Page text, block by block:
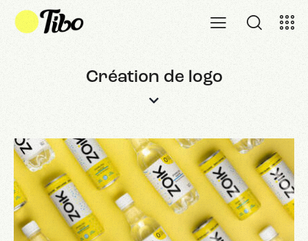
Création de logo